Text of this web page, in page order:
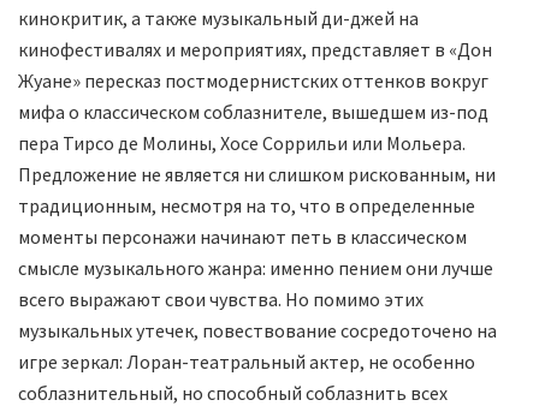
кинокритик, а также музыкальный ди-джей на
кинофестивалях и мероприятиях, представляет в «Дон
Жуане» пересказ постмодернистских оттенков вокруг
мифа о классическом соблазнителе, вышедшем из-под
пера Тирсо де Молины, Хосе Соррильи или Мольера.
Предложение не является ни слишком рискованным, ни
традиционным, несмотря на то, что в определенные
моменты персонажи начинают петь в классическом
смысле музыкального жанра: именно пением они лучше
всего выражают свои чувства. Но помимо этих
музыкальных утечек, повествование сосредоточено на
игре зеркал: Лоран-театральный актер, не особенно
соблазнительный, но способный соблазнить всех